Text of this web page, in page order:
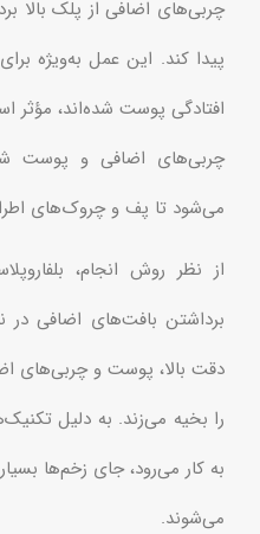
چربی‌های اضافی از پلک بالا
پیدا کند. این عمل به‌ویژه
افتادگی پوست شده‌اند، مؤثر
چربی‌های اضافی و پوست
می‌شود تا پف و چروک‌های
از نظر روش انجام،
برداشتن بافت‌های اضافی در
دقت بالا، پوست و چربی‌های
را بخیه می‌زند. به دلیل
به کار می‌رود، جای زخم‌ها
می‌شوند.